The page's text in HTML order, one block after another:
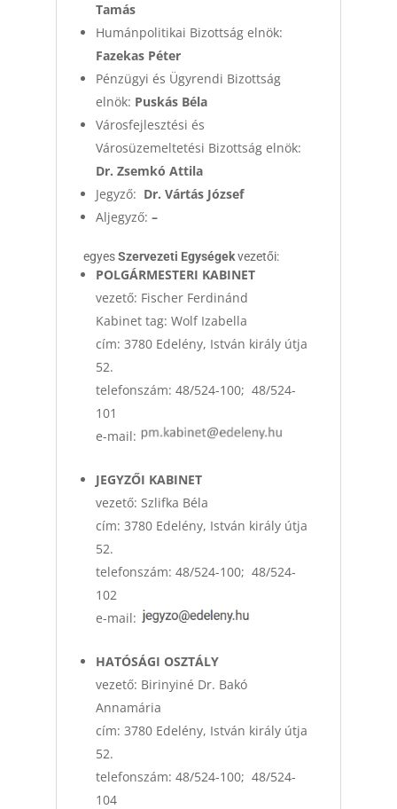
Tamás
Humánpolitikai Bizottság elnök:
Fazekas Péter
Pénzügyi és Ügyrendi Bizottság
elnök: Puskás Béla
Városfejlesztési és
Városüzemeltetési Bizottság elnök:
Dr. Zsemkó Attila
Jegyző: Dr. Vártás József
Aljegyző: –
egyesSzervezeti Egységekvezetői:
POLGÁRMESTERI KABINET
vezető: Fischer Ferdinánd
Kabinet tag: Wolf Izabella
cím: 3780 Edelény, István király útja
52.
telefonszám: 48/524-100; 48/524-
101
e-mail:
JEGYZŐI KABINET
vezető: Szlifka Béla
cím: 3780 Edelény, István király útja
52.
telefonszám: 48/524-100; 48/524-
102
e-mail:
HATÓSÁGI OSZTÁLY
vezető: Birinyiné Dr. Bakó
Annamária
cím: 3780 Edelény, István király útja
52.
telefonszám: 48/524-100; 48/524-
104